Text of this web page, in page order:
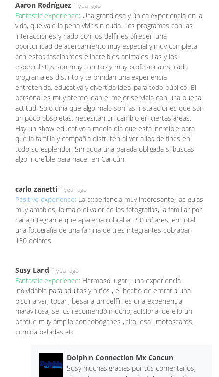
Aaron Rodríguez 1 year ago
Fantastic experience: Una grandiosa y única experiencia en la
vida, que vale la pena vivir sin duda. Los programas con las
interacciones y nado con los delfines ofrecen una
oportunidad de acercamiento muy especial y muy completa
con estos fascinantes e increíbles animales. Las y los
especialistas son muy atentos y muy profesionales, cada
programa es distinto y te brindan una experiencia
entretenida, educativa y divertida ideal para todo público. El
personal es muy atento, dan el mejor servicio con una buena
actitud. Solo diría que algo malo son las instalaciones que son
un poco obsoletas, necesitan un cambio en ciertas áreas.
Hay un show educativo a medio día que está increíble para
que la familia y compañía disfruten al ver a los delfines en
todo su esplendor. Sin duda una parada obligada si buscas
algo increíble para hacer en Cancún.
carlo zanetti 1 year ago
Positive experience: La experiencia muy interesante, las guías
muy amables, lo malo el valor de las fotografías, la familiar por
cada integrante que aparecía cobraban 50 dólares, en total
una fotografía de una familia de tres integrantes cobraban
150 dólares.
Susy Land 1 year ago
Fantastic experience: Hermoso lugar , una experiencia
inolvidable para adultos y niños , el hecho de entrar a una
piscina ver, tocar , besar a un delfín es una experiencia
maravillosa, se los recomendó mucho, adicional de ello un
parque muy amplio con toboganes , tiro lesa , motoscards,
comida bebidas etc
Dolphin Connection Mx Cancun
Susy muchas gracias por tus comentarios,